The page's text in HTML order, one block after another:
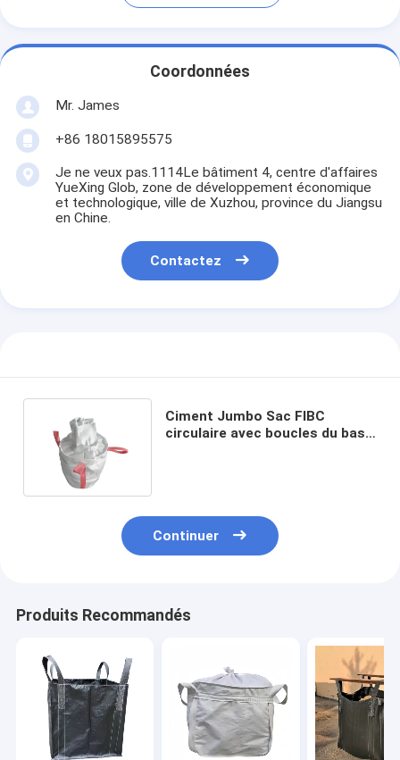
Coordonnées
Mr. James
+86 18015895575
Je ne veux pas.1114Le bâtiment 4, centre d'affaires
YueXing Glob, zone de développement économique
et technologique, ville de Xuzhou, province du Jiangsu
en Chine.
Contactez
Ciment Jumbo Sac FIBC
circulaire avec boucles du bas
Continuer
Produits Recommandés